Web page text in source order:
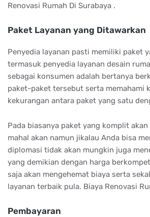
Renovasi Rumah Di Surabaya .
Paket Layanan yang Ditawarkan
Penyedia layanan pasti memiliki paket
termasuk penyedia layanan desain
sebagai konsumen adalah bertanya
paket-paket tersebut serta memahami
kekurangan antara paket yang satu
Pada biasanya paket yang komplit
mahal akan namun jikalau Anda bisa
diplomasi tidak akan mungkin juga
yang demikian dengan harga
saja akan mengehemat biaya serta
layanan terbaik pula. Biaya Renovasi
Pembayaran